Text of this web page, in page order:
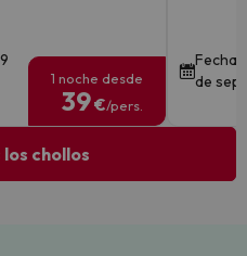
1 noche desde
39€/pers.
de
chollos